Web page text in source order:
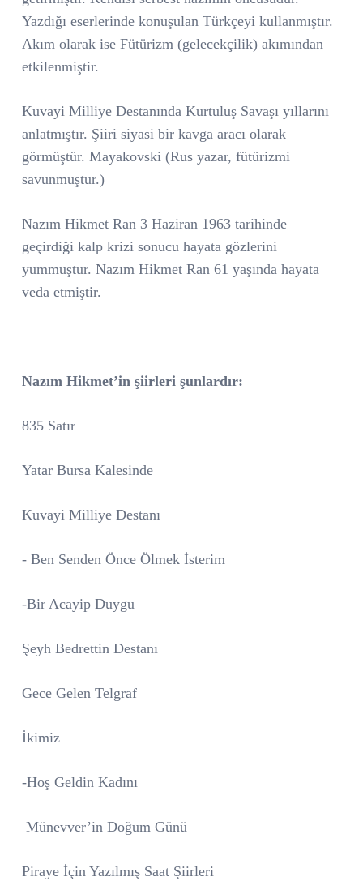
Yazdığı eserlerinde konuşulan Türkçeyi kullanmıştır.
Akım olarak ise Fütürizm (gelecekçilik) akımından
etkilenmiştir.
Kuvayi Milliye Destanında Kurtuluş Savaşı yıllarını
anlatmıştır. Şiiri siyasi bir kavga aracı olarak
görmüştür. Mayakovski (Rus yazar, fütürizmi
savunmuştur.)
Nazım Hikmet Ran 3 Haziran 1963 tarihinde
geçirdiği kalp krizi sonucu hayata gözlerini
yummuştur. Nazım Hikmet Ran 61 yaşında hayata
veda etmiştir.
Nazım Hikmet’in şiirleri şunlardır:
835 Satır
Yatar Bursa Kalesinde
Kuvayi Milliye Destanı
- Ben Senden Önce Ölmek İsterim
-Bir Acayip Duygu
Şeyh Bedrettin Destanı
Gece Gelen Telgraf
İkimiz
-Hoş Geldin Kadını
Münevver’in Doğum Günü
Piraye İçin Yazılmış Saat Şiirleri